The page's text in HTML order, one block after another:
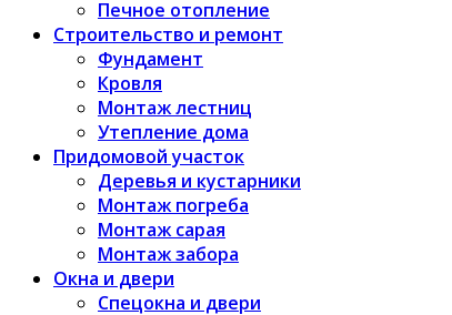
Печное отопление
Строительство и ремонт
Фундамент
Кровля
Монтаж лестниц
Утепление дома
Придомовой участок
Деревья и кустарники
Монтаж погреба
Монтаж сарая
Монтаж забора
Окна и двери
Спецокна и двери